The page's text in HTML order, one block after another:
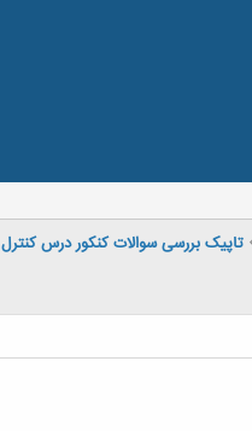
تاپیک بررسی سوالات کنکور درس کنترل